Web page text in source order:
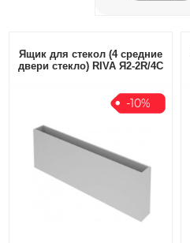
Ящик для стекол (4 средние
двери стекло) RIVA Я2-2R/4С
-10%